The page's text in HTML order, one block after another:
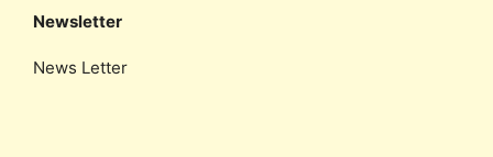
Newsletter
News Letter